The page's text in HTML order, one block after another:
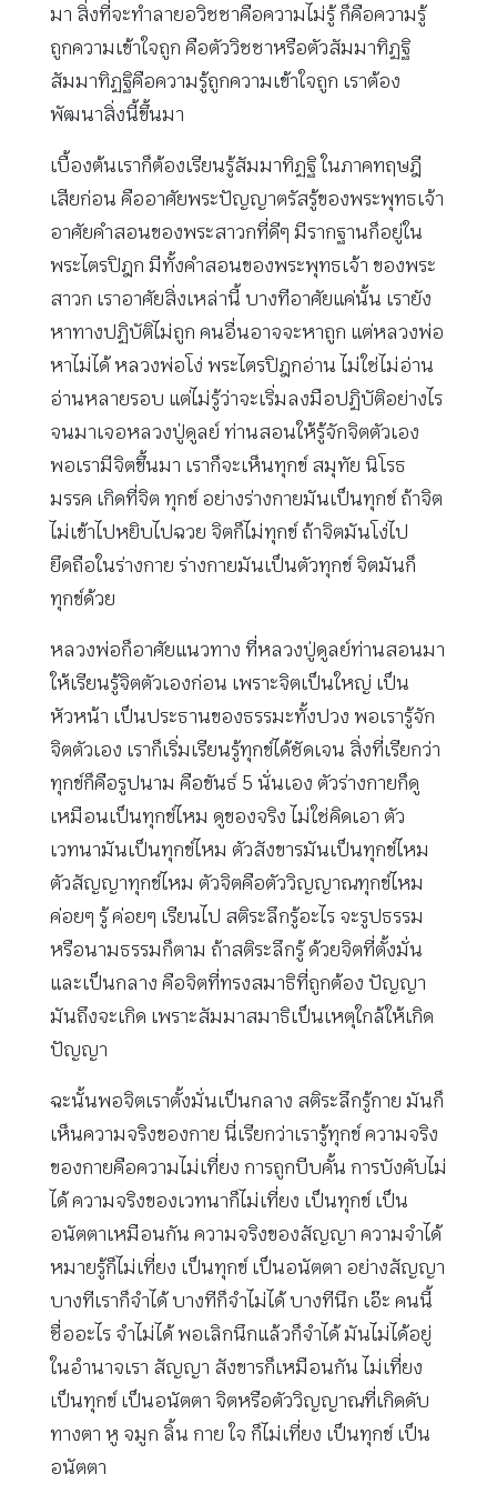
มา สิ่งที่จะทำลายอวิชชาคือความไม่รู้ ก็คือความรู้
ถูกความเข้าใจถูก คือตัววิชชาหรือตัวสัมมาทิฏฐิ
สัมมาทิฏฐิคือความรู้ถูกความเข้าใจถูก เราต้อง
พัฒนาสิ่งนี้ขึ้นมา
เบื้องต้นเราก็ต้องเรียนรู้สัมมาทิฏฐิ ในภาคทฤษฎี
เสียก่อน คืออาศัยพระปัญญาตรัสรู้ของพระพุทธเจ้า
อาศัยคำสอนของพระสาวกที่ดีๆ มีรากฐานก็อยู่ใน
พระไตรปิฎก มีทั้งคำสอนของพระพุทธเจ้า ของพระ
สาวก เราอาศัยสิ่งเหล่านี้ บางทีอาศัยแค่นั้น เรายัง
หาทางปฏิบัติไม่ถูก คนอื่นอาจจะหาถูก แต่หลวงพ่อ
หาไม่ได้ หลวงพ่อโง่ พระไตรปิฎกอ่าน ไม่ใช่ไม่อ่าน
อ่านหลายรอบ แต่ไม่รู้ว่าจะเริ่มลงมือปฏิบัติอย่างไร
จนมาเจอหลวงปู่ดูลย์ ท่านสอนให้รู้จักจิตตัวเอง
พอเรามีจิตขึ้นมา เราก็จะเห็นทุกข์ สมุทัย นิโรธ
มรรค เกิดที่จิต ทุกข์ อย่างร่างกายมันเป็นทุกข์ ถ้าจิต
ไม่เข้าไปหยิบไปฉวย จิตก็ไม่ทุกข์ ถ้าจิตมันโง่ไป
ยึดถือในร่างกาย ร่างกายมันเป็นตัวทุกข์ จิตมันก็
ทุกข์ด้วย
หลวงพ่อก็อาศัยแนวทาง ที่หลวงปู่ดูลย์ท่านสอนมา
ให้เรียนรู้จิตตัวเองก่อน เพราะจิตเป็นใหญ่ เป็น
หัวหน้า เป็นประธานของธรรมะทั้งปวง พอเรารู้จัก
จิตตัวเอง เราก็เริ่มเรียนรู้ทุกข์ได้ชัดเจน สิ่งที่เรียกว่า
ทุกข์ก็คือรูปนาม คือขันธ์ 5 นั่นเอง ตัวร่างกายก็ดู
เหมือนเป็นทุกข์ไหม ดูของจริง ไม่ใช่คิดเอา ตัว
เวทนามันเป็นทุกข์ไหม ตัวสังขารมันเป็นทุกข์ไหม
ตัวสัญญาทุกข์ไหม ตัวจิตคือตัววิญญาณทุกข์ไหม
ค่อยๆ รู้ ค่อยๆ เรียนไป สติระลึกรู้อะไร จะรูปธรรม
หรือนามธรรมก็ตาม ถ้าสติระลึกรู้ ด้วยจิตที่ตั้งมั่น
และเป็นกลาง คือจิตที่ทรงสมาธิที่ถูกต้อง ปัญญา
มันถึงจะเกิด เพราะสัมมาสมาธิเป็นเหตุใกล้ให้เกิด
ปัญญา
ฉะนั้นพอจิตเราตั้งมั่นเป็นกลาง สติระลึกรู้กาย มันก็
เห็นความจริงของกาย นี่เรียกว่าเรารู้ทุกข์ ความจริง
ของกายคือความไม่เที่ยง การถูกบีบคั้น การบังคับไม่
ได้ ความจริงของเวทนาก็ไม่เที่ยง เป็นทุกข์ เป็น
อนัตตาเหมือนกัน ความจริงของสัญญา ความจำได้
หมายรู้ก็ไม่เที่ยง เป็นทุกข์ เป็นอนัตตา อย่างสัญญา
บางทีเราก็จำได้ บางทีก็จำไม่ได้ บางทีนึก เอ๊ะ คนนี้
ชื่ออะไร จำไม่ได้ พอเลิกนึกแล้วก็จำได้ มันไม่ได้อยู่
ในอำนาจเรา สัญญา สังขารก็เหมือนกัน ไม่เที่ยง
เป็นทุกข์ เป็นอนัตตา จิตหรือตัววิญญาณที่เกิดดับ
ทางตา หู จมูก ลิ้น กาย ใจ ก็ไม่เที่ยง เป็นทุกข์ เป็น
อนัตตา